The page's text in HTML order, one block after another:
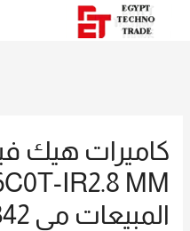
المبيعات مي 01023629342